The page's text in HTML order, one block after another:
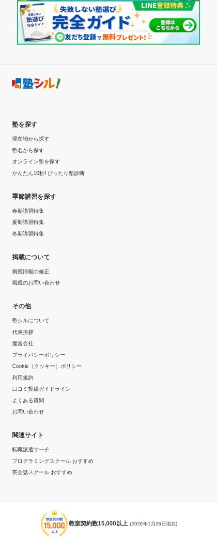
通年
通塾頻度
1日あたりの授業時間
月額料金
20,001円〜30,000円
目的の達成度
未達成
志望校に落ちたため。偏差値が下がった事が要因で提出
う。
志望校と合格状況
第一志望校：
たときにたいおうしてくれてとても助かりました。
利用詳細
通塾期間
入塾時の学年
中学2年
受講コース
夏期講習
通塾頻度
週1日
1日あたりの授業時間
2時間～3時間未満
月額料金
〜10,000円
目的の達成度
目的の達成理由
とにかく勉強したし、分かりやすい授業で効率よく成績
を伸ばすことが出来た。自分に合った個別の授業は効果
が出ると大いに感じた。
志望校と合格状況
第一志望校：
塾を探す
現在地から探す
塾名から探す
オンライン塾を探す
かんたん10秒! ぴったり塾診断
季節講習を探す
春期講習特集
夏期講習特集
冬期講習特集
掲載について
掲載情報の修正
掲載のお問い合わせ
その他
塾シルについて
代表挨拶
運営会社
プライバシーポリシー
Cookie（クッキー）ポリシー
利用規約
口コミ投稿ガイドライン
よくある質問
お問い合わせ
関連サイト
転職派遣サーチ
プログラミングスクール おすすめ
英会話スクール おすすめ
教室契約数15,000以上 (2026年1月26日現在)